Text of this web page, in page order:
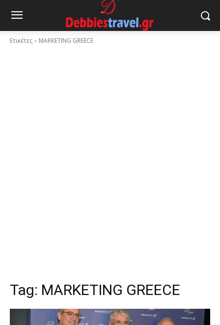
Ετικέτες MARKETING GREECE
Tag: MARKETING GREECE